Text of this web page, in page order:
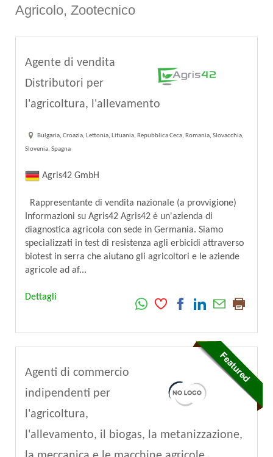
Agricolo, Zootecnico
Agente di vendita
Distributori per
l'agricoltura, l'allevamento
Bulgaria, Croazia, Lettonia, Lituania, Repubblica Ceca, Romania, Slovacchia,
Slovenia, Spagna
Agris42 GmbH
Rappresentante di vendita nazionale (a provvigione)
Informazioni su Agris42 Agris42 è un'azienda di
diagnostica agricola con sede in Germania. Siamo
specializzati in test di resistenza agli erbicidi attraverso
biotest in serra che aiutano gli agricoltori e le aziende
agricole ad af...
Dettagli
Agenti di commercio
indipendenti per
l'agricoltura,
l'allevamento, il biogas, la metanizzazione,